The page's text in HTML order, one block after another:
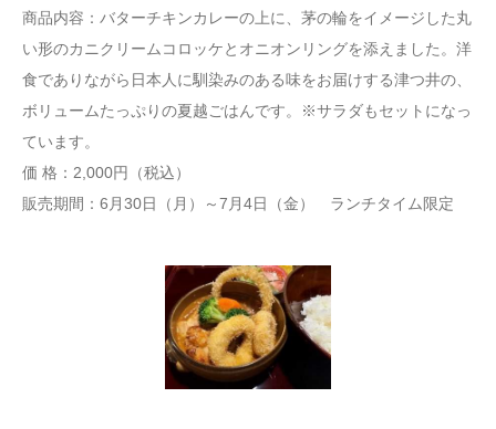
商品内容：バターチキンカレーの上に、茅の輪をイメージした丸
い形のカニクリームコロッケとオニオンリングを添えました。洋
食でありながら日本人に馴染みのある味をお届けする津つ井の、
ボリュームたっぷりの夏越ごはんです。※サラダもセットになっ
ています。
価 格：2,000円（税込）
販売期間：6月30日（月）～7月4日（金） ランチタイム限定